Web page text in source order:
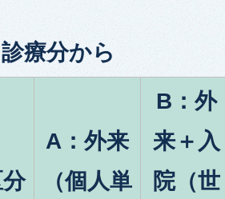
療分から
A：外来
（個人単
B：外
来＋入
院（世